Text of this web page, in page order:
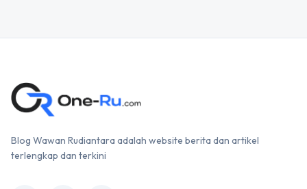
Blog Wawan Rudiantara adalah website berita dan artikel
terlengkap dan terkini